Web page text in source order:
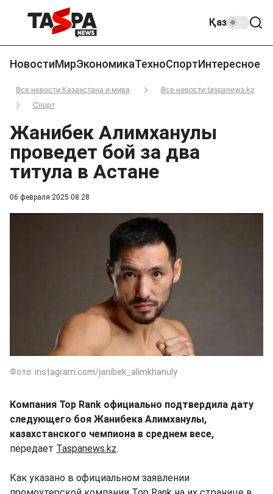
Қаз
НовостиМирЭкономикаТехноСпортИнтересное
Все новости Казахстана и мира
Все новости taspanews.kz
Спорт
06 февраля 2025 08:28
Жанибек Алимханулы
проведет бой за два
титула в Астане
Фото: instagram.com/janibek_alimkhanuly
Компания Top Rank официально подтвердила дату
следующего боя Жанибека Алимханулы,
казахстанского чемпиона в среднем весе,
передает Taspanews.kz.
Как указано в официальном заявлении